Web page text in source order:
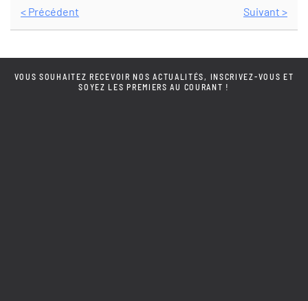
< Précédent Suivant >
VOUS SOUHAITEZ RECEVOIR NOS ACTUALITÉS, INSCRIVEZ-VOUS ET
SOYEZ LES PREMIERS AU COURANT !